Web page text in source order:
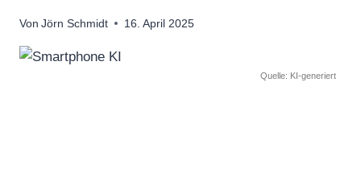
Von Jörn Schmidt 16. April 2025
Quelle: KI-generiert